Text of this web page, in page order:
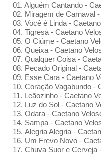
01. Alguém Cantando -
02. Miragem de Carnaval
03. Você é Linda -
04. Tigresa - Caetano
05. O Ciúme - Caetano
06. Queixa - Caetano
07. Qualquer Coisa -
08. Pecado Original -
09. Esse Cara - Caetano
10. Coração Vagabundo -
11. Leãozinho - Caetano
12. Luz do Sol - Caetano
13. Odara - Caetano
14. Sampa - Caetano
15. Alegria Alegria -
16. Um Frevo Novo -
17. Chuva Suor e Cerveja